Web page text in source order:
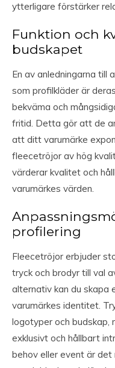
ytterligare förstärker
Funktion och
budskapet
En av anledningarna
som profilkläder är
bekväma och
fritid. Detta gör att de
att ditt varumärke
fleecetröjor av hög
värderar kvalitet och
varumärkes värden.
profilering
Fleecetröjor erbjuder
tryck och brodyr till val
alternativ kan du skapa
varumärkes identitet.
logotyper och budskap,
exklusivt och hållbart
behov eller event är